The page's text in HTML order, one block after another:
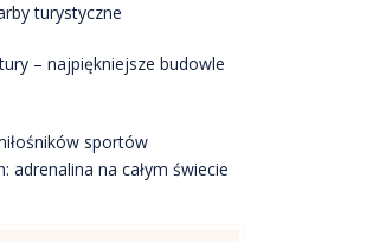
turystyczne
– najpiękniejsze budowle
sportów
adrenalina na całym świecie